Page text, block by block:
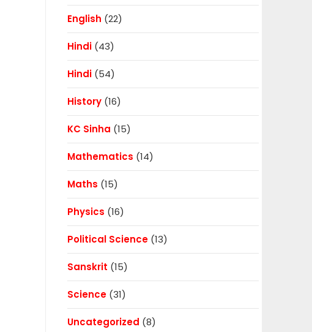
English (22)
Hindi(43)
Hindi(54)
History(16)
KC Sinha (15)
Mathematics (14)
Maths (15)
Physics (16)
Political Science(13)
Sanskrit (15)
Science(31)
Uncategorized (8)